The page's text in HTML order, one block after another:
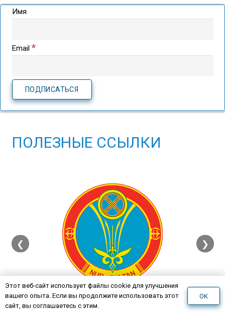
Имя
Email *
ПОЛЕЗНЫЕ ССЫЛКИ
❮
Акимат г. Нур-Султан
❯
Этот веб-сайт использует файлы cookie для улучшения
вашего опыта. Если вы продолжите использовать этот
сайт, вы соглашаетесь с этим.
OK